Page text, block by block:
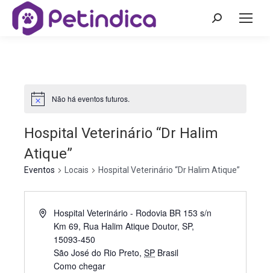
Não há eventos futuros.
Hospital Veterinário “Dr Halim
Atique”
Eventos Locais Hospital Veterinário “Dr Halim Atique”
Hospital Veterinário - Rodovia BR 153 s/n
Km 69, Rua Halim Atique Doutor, SP,
15093-450
São José do Rio Preto, SP Brasil
Como chegar